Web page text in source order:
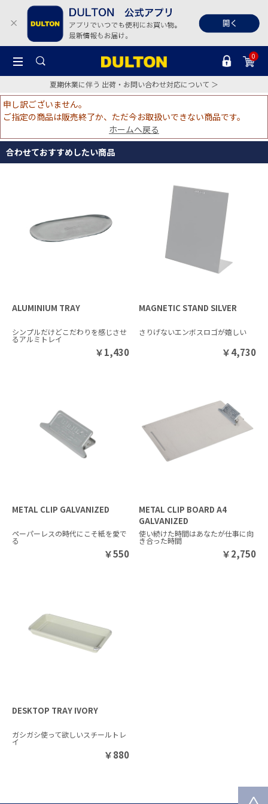
0
夏期休業に伴う 出荷・お問い合わせ対応について ＞
申し訳ございません。
ご指定の商品は販売終了か、ただ今お取扱いできない商品です。
ホームへ戻る
合わせておすすめしたい商品
ALUMINIUM TRAY
シンプルだけどこだわりを感じさせ
るアルミトレイ
￥1,430
MAGNETIC STAND SILVER
さりげないエンボスロゴが嬉しい
￥4,730
METAL CLIP GALVANIZED
ペーパーレスの時代にこそ紙を愛で
る
￥550
METAL CLIP BOARD A4
GALVANIZED
使い続けた時間はあなたが仕事に向
き合った時間
￥2,750
DESKTOP TRAY IVORY
ガシガシ使って欲しいスチールトレ
イ
￥880